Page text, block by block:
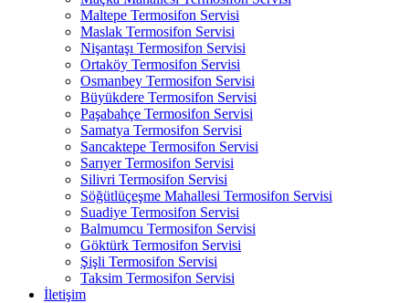
Maltepe Termosifon Servisi
Maslak Termosifon Servisi
Nişantaşı Termosifon Servisi
Ortaköy Termosifon Servisi
Osmanbey Termosifon Servisi
Büyükdere Termosifon Servisi
Paşabahçe Termosifon Servisi
Samatya Termosifon Servisi
Sancaktepe Termosifon Servisi
Sarıyer Termosifon Servisi
Silivri Termosifon Servisi
Söğütlüçeşme Mahallesi Termosifon Servisi
Suadiye Termosifon Servisi
Balmumcu Termosifon Servisi
Göktürk Termosifon Servisi
Şişli Termosifon Servisi
Taksim Termosifon Servisi
İletişim